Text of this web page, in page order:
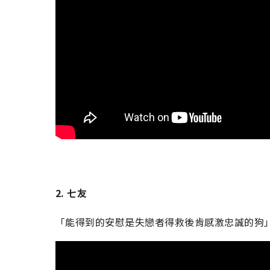
2. 七友
「能得到的安慰是失戀者得救後肯感激忠誠的狗